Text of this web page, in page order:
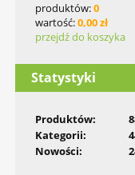
produktów:0
wartość:0,00 zł
przejdź do koszyka
Statystyki
Produktów:
Kategorii:
Nowości: